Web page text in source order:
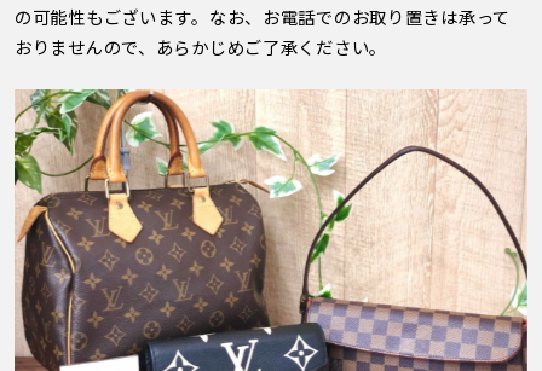
の可能性もございます。なお、お電話でのお取り置きは承って
おりませんので、あらかじめご了承ください。